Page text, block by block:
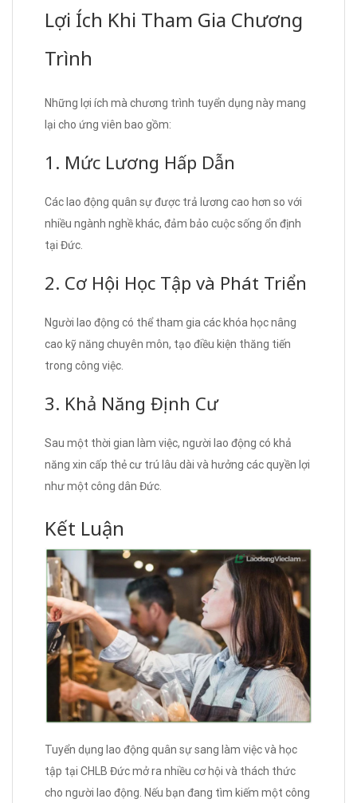
Lợi Ích Khi Tham Gia Chương
Trình
Những lợi ích mà chương trình tuyển dụng này mang
lại cho ứng viên bao gồm:
1. Mức Lương Hấp Dẫn
Các lao động quân sự được trả lương cao hơn so với
nhiều ngành nghề khác, đảm bảo cuộc sống ổn định
tại Đức.
2. Cơ Hội Học Tập và Phát Triển
Người lao động có thể tham gia các khóa học nâng
cao kỹ năng chuyên môn, tạo điều kiện thăng tiến
trong công việc.
3. Khả Năng Định Cư
Sau một thời gian làm việc, người lao động có khả
năng xin cấp thẻ cư trú lâu dài và hưởng các quyền lợi
như một công dân Đức.
Kết Luận
Tuyển dụng lao động quân sự sang làm việc và học
tập tại CHLB Đức mở ra nhiều cơ hội và thách thức
cho người lao động. Nếu bạn đang tìm kiếm một công